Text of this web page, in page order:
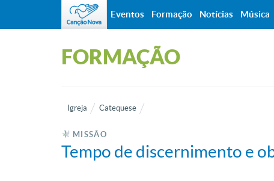
FORMAÇÃO
Igreja Catequese
MISSÃO
Tempo de discernimento e
Eventos Formação Notícias Música